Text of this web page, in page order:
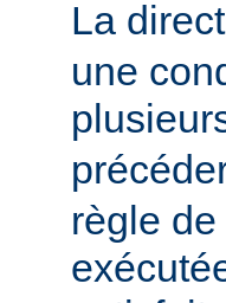
La
une
règle